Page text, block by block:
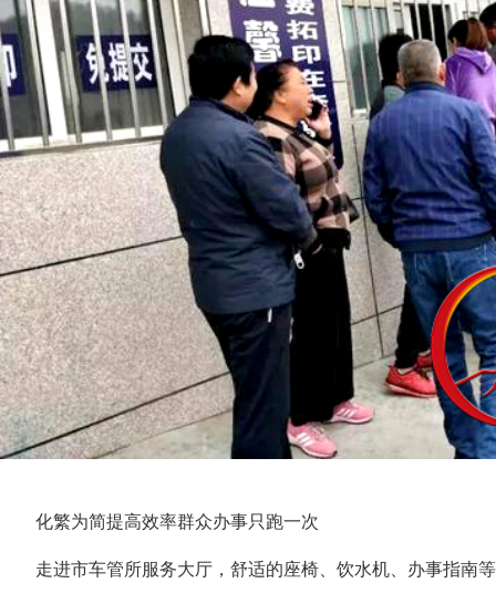
化繁为简提高效率群众办事只跑一次
走进市车管所服务大厅，舒适的座椅、饮水机、办事指南